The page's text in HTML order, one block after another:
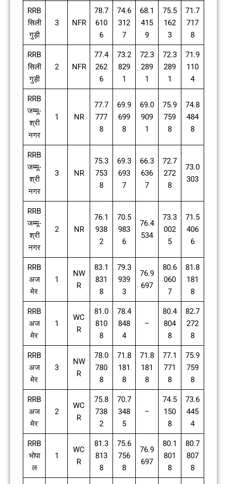
RRB
सिली
गुड़ी
3 NFR
78.7
610
6
74.6
312
7
68.1
415
9
75.5
162
3
71.7
717
8
RRB
सिली
गुड़ी
2 NFR
77.4
262
6
73.2
829
1
72.3
289
1
72.3
289
1
71.9
110
4
RRB
जम्मू-
श्री
नगर
1 NR
77.7
777
8
69.9
699
8
69.0
909
1
75.9
759
8
74.8
484
8
RRB
जम्मू-
श्री
नगर
3 NR
75.3
753
8
69.3
693
7
66.3
636
7
72.7
272
8
73.0
303
RRB
जम्मू-
श्री
नगर
2 NR
76.1
938
2
70.5
983
6
76.4
534
73.3
002
5
71.5
406
6
RRB
अज
मेर
1
NW
R
83.1
831
8
79.3
939
3
76.9
697
80.6
060
7
81.8
181
8
RRB
अज
मेर
1
WC
R
81.0
810
8
78.4
848
4
–
80.4
804
8
82.7
272
8
RRB
अज
मेर
3
NW
R
78.0
780
8
71.8
181
8
71.8
181
8
77.1
771
8
75.9
759
8
RRB
अज
मेर
2
WC
R
75.8
738
2
70.7
348
5
–
74.5
150
8
73.6
445
4
RRB
भोपा
ल
1
WC
R
81.3
813
8
75.6
756
8
76.9
697
80.1
801
8
80.7
807
8